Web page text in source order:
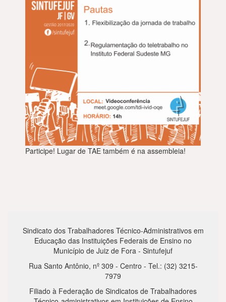
Participe! Lugar de TAE também é na assembleia!
Sindicato dos Trabalhadores Técnico-Administrativos em
Educação das Instituições Federais de Ensino no
Município de Juiz de Fora - Sintufejuf
Rua Santo Antônio, nº 309 - Centro - Tel.: (32) 3215-
7979
Filiado à Federação de Sindicatos de Trabalhadores